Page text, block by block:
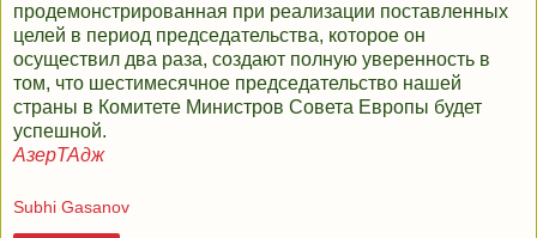
продемонстрированная при реализации поставленных
целей в период председательства, которое он
осуществил два раза, создают полную уверенность в
том, что шестимесячное председательство нашей
страны в Комитете Министров Совета Европы будет
успешной.
АзерТАдж
Subhi Gasanov